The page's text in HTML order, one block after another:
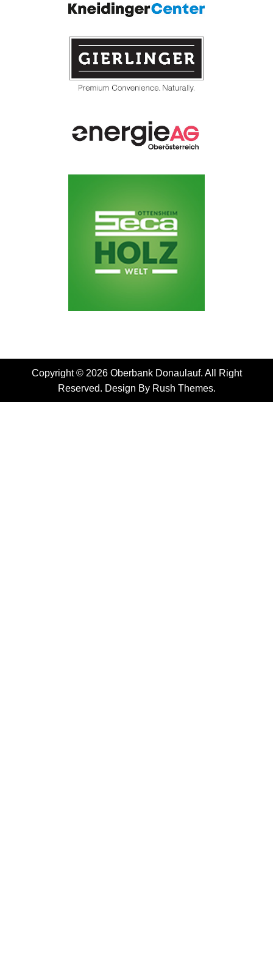
Copyright © 2026 Oberbank Donaulauf. All Right
Reserved. Design By Rush Themes.